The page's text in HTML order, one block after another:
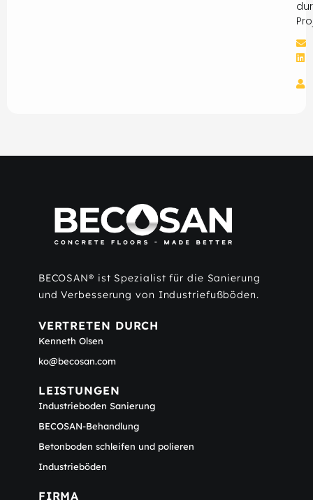
BECOSAN® ist Spezialist für die Sanierung
und Verbesserung von Industriefußböden.
VERTRETEN DURCH
Kenneth Olsen
ko@becosan.com
LEISTUNGEN
Industrieboden Sanierung
BECOSAN-Behandlung
Betonboden schleifen und polieren
Industrieböden
FIRMA